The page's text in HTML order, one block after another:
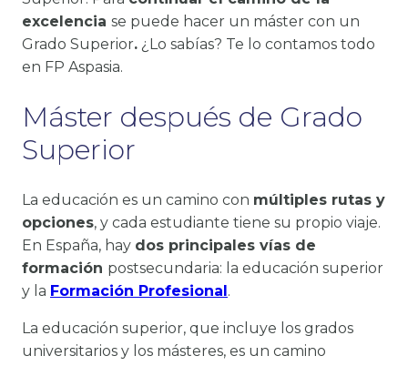
excelencia se puede hacer un máster con un
Grado Superior. ¿Lo sabías? Te lo contamos todo
en FP Aspasia.
Máster después de Grado
Superior
La educación es un camino con múltiples rutas y
opciones, y cada estudiante tiene su propio viaje.
En España, hay dos principales vías de
formación postsecundaria: la educación superior
y la Formación Profesional .
La educación superior, que incluye los grados
universitarios y los másteres, es un camino